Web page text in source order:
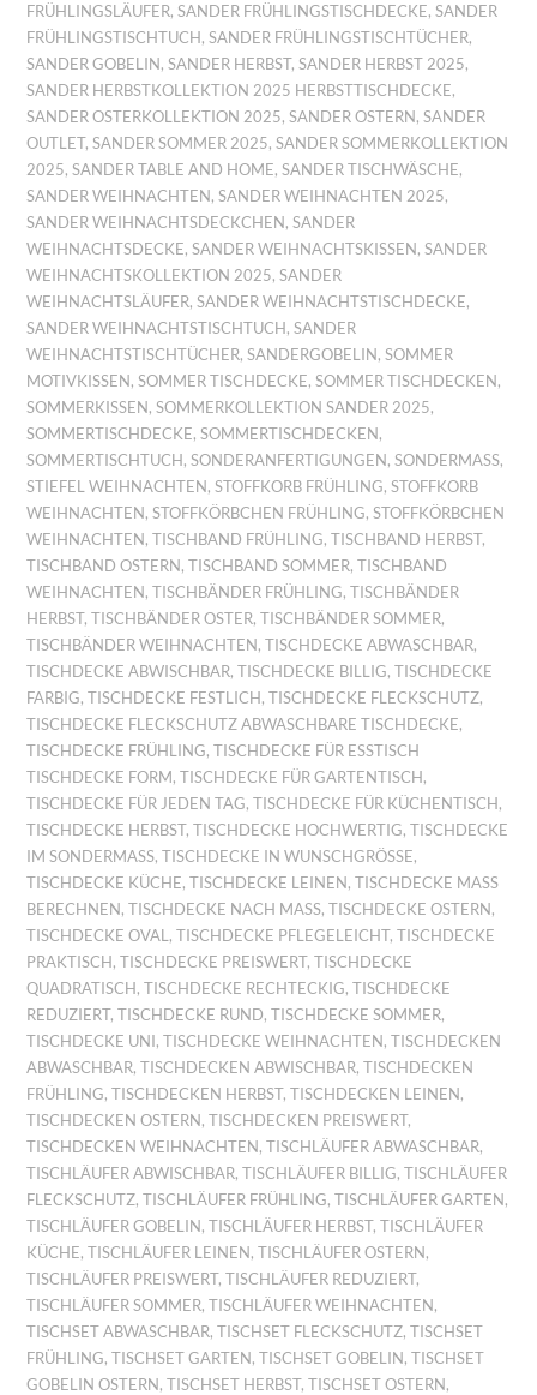
FRÜHLINGSLÄUFER,SANDER FRÜHLINGSTISCHDECKE,SANDER
FRÜHLINGSTISCHTUCH,SANDER FRÜHLINGSTISCHTÜCHER,
SANDER GOBELIN,SANDER HERBST,SANDER HERBST 2025,
SANDER HERBSTKOLLEKTION 2025 HERBSTTISCHDECKE,
SANDER OSTERKOLLEKTION 2025,SANDER OSTERN,SANDER
OUTLET,SANDER SOMMER 2025,SANDER SOMMERKOLLEKTION
2025,SANDER TABLE AND HOME,SANDER TISCHWÄSCHE,
SANDER WEIHNACHTEN,SANDER WEIHNACHTEN 2025,
SANDER WEIHNACHTSDECKCHEN,SANDER
WEIHNACHTSDECKE,SANDER WEIHNACHTSKISSEN,SANDER
WEIHNACHTSKOLLEKTION 2025,SANDER
WEIHNACHTSLÄUFER,SANDER WEIHNACHTSTISCHDECKE,
SANDER WEIHNACHTSTISCHTUCH,SANDER
WEIHNACHTSTISCHTÜCHER,SANDERGOBELIN,SOMMER
MOTIVKISSEN,SOMMER TISCHDECKE,SOMMER TISCHDECKEN,
SOMMERKISSEN,SOMMERKOLLEKTION SANDER 2025,
SOMMERTISCHDECKE,SOMMERTISCHDECKEN,
SOMMERTISCHTUCH,SONDERANFERTIGUNGEN,SONDERMASS ,
STIEFEL WEIHNACHTEN,STOFFKORB FRÜHLING,STOFFKORB
WEIHNACHTEN,STOFFKÖRBCHEN FRÜHLING,STOFFKÖRBCHEN
WEIHNACHTEN,TISCHBAND FRÜHLING,TISCHBAND HERBST,
TISCHBAND OSTERN,TISCHBAND SOMMER,TISCHBAND
WEIHNACHTEN,TISCHBÄNDER FRÜHLING,TISCHBÄNDER
HERBST,TISCHBÄNDER OSTER,TISCHBÄNDER SOMMER,
TISCHBÄNDER WEIHNACHTEN,TISCHDECKE ABWASCHBAR,
TISCHDECKE ABWISCHBAR,TISCHDECKE BILLIG,TISCHDECKE
FARBIG,TISCHDECKE FESTLICH,TISCHDECKE FLECKSCHUTZ,
TISCHDECKE FLECKSCHUTZ ABWASCHBARE TISCHDECKE,
TISCHDECKE FRÜHLING,TISCHDECKE FÜR ESSTISCH
TISCHDECKE FORM,TISCHDECKE FÜR GARTENTISCH,
TISCHDECKE FÜR JEDEN TAG,TISCHDECKE FÜR KÜCHENTISCH,
TISCHDECKE HERBST,TISCHDECKE HOCHWERTIG,TISCHDECKE
IM SONDERMASS ,TISCHDECKE IN WUNSCHGRÖSSE ,
TISCHDECKE KÜCHE,TISCHDECKE LEINEN,TISCHDECKE MASS B
ERECHNEN
,TISCHDECKE NACH MASS ,TISCHDECKE OSTERN,
TISCHDECKE OVAL ,TISCHDECKE PFLEGELEICHT,TISCHDECKE
PRAKTISCH,TISCHDECKE PREISWERT,TISCHDECKE
QUADRATISCH,TISCHDECKE RECHTECKIG,TISCHDECKE
REDUZIERT,TISCHDECKE RUND,TISCHDECKE SOMMER,
TISCHDECKE UNI,TISCHDECKE WEIHNACHTEN,TISCHDECKEN
ABWASCHBAR,TISCHDECKEN ABWISCHBAR,TISCHDECKEN
FRÜHLING,TISCHDECKEN HERBST,TISCHDECKEN LEINEN,
TISCHDECKEN OSTERN,TISCHDECKEN PREISWERT,
TISCHDECKEN WEIHNACHTEN,TISCHLÄUFER ABWASCHBAR,
TISCHLÄUFER ABWISCHBAR,TISCHLÄUFER BILLIG,TISCHLÄUFER
FLECKSCHUTZ,TISCHLÄUFER FRÜHLING,TISCHLÄUFER GARTEN,
TISCHLÄUFER GOBELIN,TISCHLÄUFER HERBST,TISCHLÄUFER
KÜCHE,TISCHLÄUFER LEINEN,TISCHLÄUFER OSTERN,
TISCHLÄUFER PREISWERT,TISCHLÄUFER REDUZIERT,
TISCHLÄUFER SOMMER,TISCHLÄUFER WEIHNACHTEN,
TISCHSET ABWASCHBAR,TISCHSET FLECKSCHUTZ,TISCHSET
FRÜHLING,TISCHSET GARTEN,TISCHSET GOBELIN,TISCHSET
GOBELIN OSTERN,TISCHSET HERBST,TISCHSET OSTERN,